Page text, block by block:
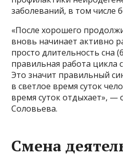
заболеваний, в том числе
«После хорошего
вновь начинает активно
просто длительность сна
правильная работа цикла
Это значит правильный
в светлое время суток
время суток отдыхает», —
Соловьева.
Смена